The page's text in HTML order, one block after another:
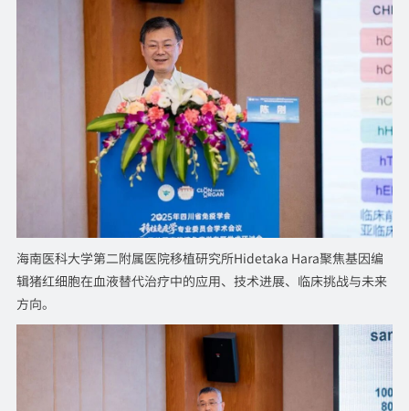
海南医科大学第二附属医院移植研究所Hidetaka Hara聚焦基因编
辑猪红细胞在血液替代治疗中的应用、技术进展、临床挑战与未来
方向。